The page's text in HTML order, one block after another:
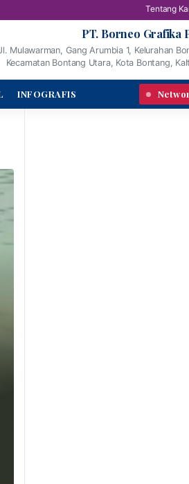
Tentang
PT. Borneo Grafika
Mulawarman, Gang Arumbia 1, Kelurahan
Kecamatan Bontang Utara, Kota Bontang,
INFOGRAFIS